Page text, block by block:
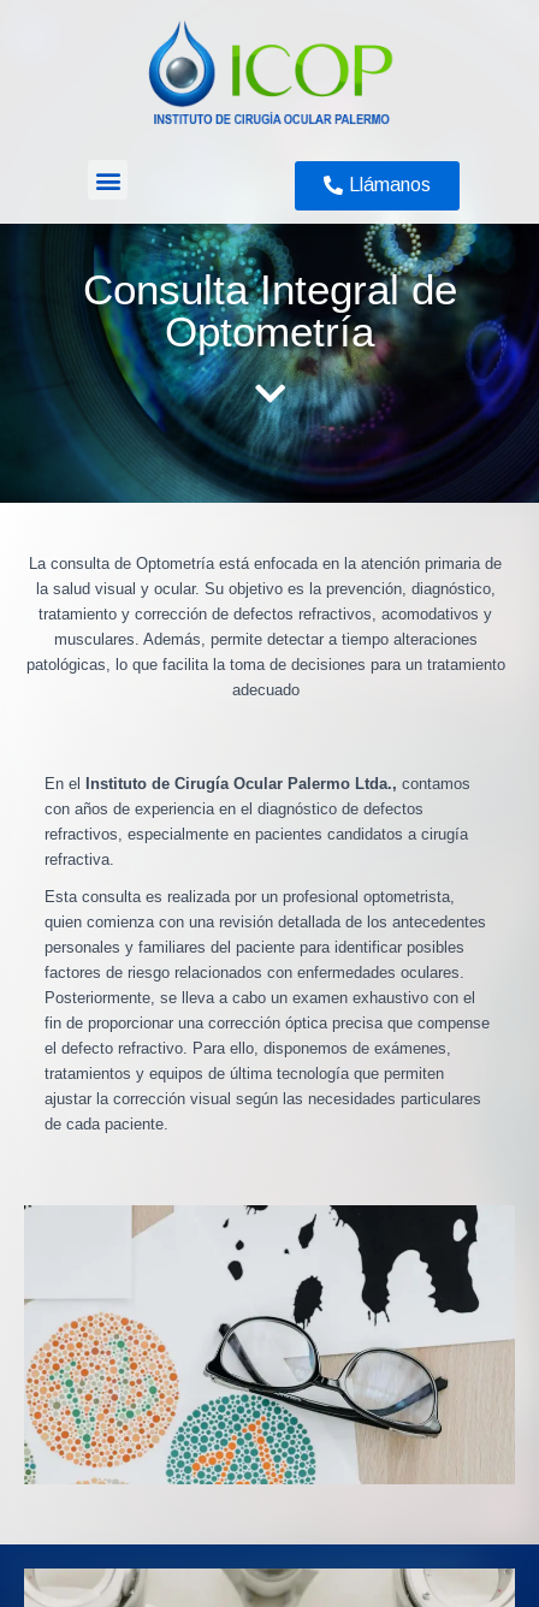
Llámanos
Consulta Integral de
Optometría
La consulta de Optometría está enfocada en la atención primaria de
la salud visual y ocular. Su objetivo es la prevención, diagnóstico,
tratamiento y corrección de defectos refractivos, acomodativos y
musculares. Además, permite detectar a tiempo alteraciones
patológicas, lo que facilita la toma de decisiones para un tratamiento
adecuado
En el Instituto de Cirugía Ocular Palermo Ltda., contamos
con años de experiencia en el diagnóstico de defectos
refractivos, especialmente en pacientes candidatos a cirugía
refractiva.
Esta consulta es realizada por un profesional optometrista,
quien comienza con una revisión detallada de los antecedentes
personales y familiares del paciente para identificar posibles
factores de riesgo relacionados con enfermedades oculares.
Posteriormente, se lleva a cabo un examen exhaustivo con el
fin de proporcionar una corrección óptica precisa que compense
el defecto refractivo. Para ello, disponemos de exámenes,
tratamientos y equipos de última tecnología que permiten
ajustar la corrección visual según las necesidades particulares
de cada paciente.